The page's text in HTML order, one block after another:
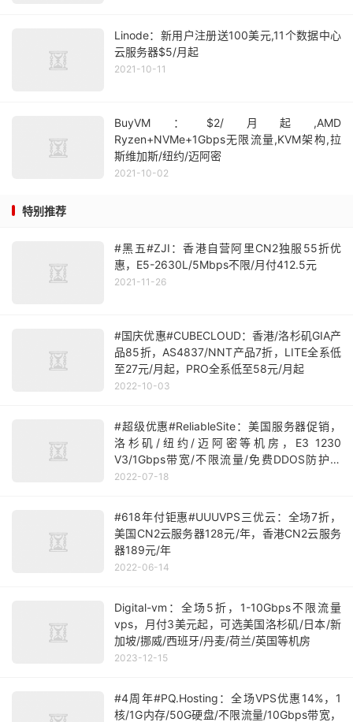
Linode：新用户注册送100美元,11个数据中心
云服务器$5/月起
2021-10-11
BuyVM：$2/月起,AMD
Ryzen+NVMe+1Gbps无限流量,KVM架构,拉
斯维加斯/纽约/迈阿密
2021-10-02
特别推荐
#黑五#ZJI：香港自营阿里CN2独服55折优
惠，E5-2630L/5Mbps不限/月付412.5元
2021-11-26
#国庆优惠#CUBECLOUD：香港/洛杉矶GIA产
品85折，AS4837/NNT产品7折，LITE全系低
至27元/月起，PRO全系低至58元/月起
2022-10-03
#超级优惠#ReliableSite：美国服务器促销，
洛杉矶/纽约/迈阿密等机房，E3 1230
V3/1Gbps带宽/不限流量/免费DDOS防护，
$29/月起
2022-07-18
#618年付钜惠#UUUVPS三优云：全场7折，
美国CN2云服务器128元/年，香港CN2云服务
器189元/年
2022-06-14
Digital-vm：全场5折，1-10Gbps不限流量
vps，月付3美元起，可选美国洛杉矶/日本/新
加坡/挪威/西班牙/丹麦/荷兰/英国等机房
2023-12-15
#4周年#PQ.Hosting：全场VPS优惠14%，1
核/1G内存/50G硬盘/不限流量/10Gbps带宽，